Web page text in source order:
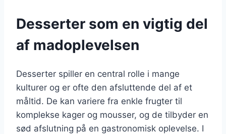
Desserter som en vigtig del
af madoplevelsen
Desserter spiller en central rolle i mange
kulturer og er ofte den afsluttende del af et
måltid. De kan variere fra enkle frugter til
komplekse kager og mousser, og de tilbyder en
sød afslutning på en gastronomisk oplevelse. I